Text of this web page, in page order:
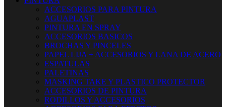
ACCESORIOS PARA PINTURA
AGUAPLAST
PINTURA EN SPRAY
ACCESORIOS BASICOS
BROCHAS Y PINCELES
PAPEL LIJA + ACCESORIOS Y LANA DE ACERO
ESPATULAS
PALETINAS
MASKING TAKE Y PLASTICO PROTECTOR
ACCESORIOS DE PINTURA
RODILLOS Y ACCESORIOS